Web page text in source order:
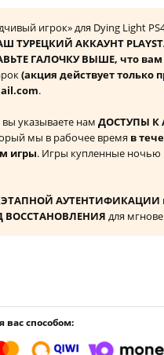
игрок» для Dying Light
ТУРЕЦКИЙ АККАУНТ
ГАЛОЧКУ ВЫШЕ, что вам
(акция действует только
.
указываете нам ДОСТУПЫ К
мы в рабочее время в
игры. Игры купленные ночью
АУТЕНТИФИКАЦИИ
ВОССТАНОВЛЕНИЯ для
способом: